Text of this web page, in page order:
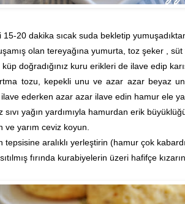
20 dakika sıcak suda bekletip
olan tereyağına yumurta, toz şeker , süt
doğradığınız kuru erikleri de ilave edip
tozu, kepekli unu ve azar azar beyaz
ederken azar azar ilave edin hamur ele
yağın yardımıyla hamurdan erik
ve yarım ceviz koyun.
tepsisine aralıklı yerleştirin (hamur çok
fırında kurabiyelerin üzeri hafifçe